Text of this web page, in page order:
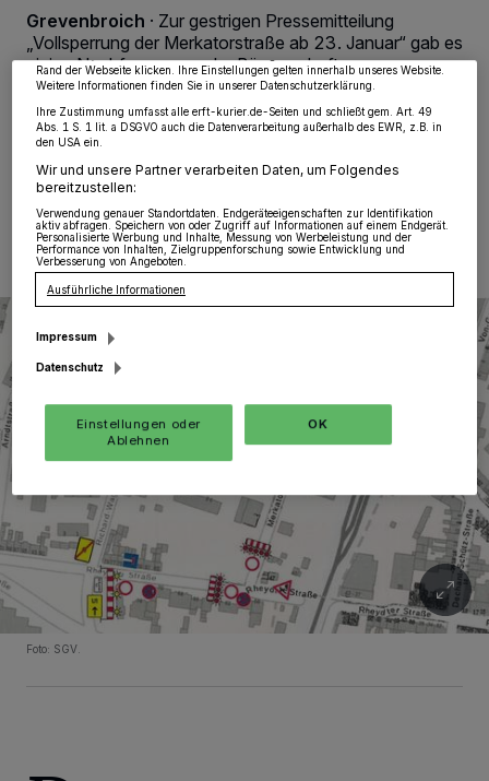
Grevenbroich · Zur gestrigen Pressemitteilung
„Vollsperrung der Merkatorstraße ab 23. Januar“ gab es
einige Nachfragen aus der Bürgerschaft zur
verkehrlichen Erreichbarkeit der Tafel und des
Rehazentrums.
Foto: SGV.
möglicherweise nicht mehr so relevant für Sie. Sie können dieses Menü jederzeit
wieder aufrufen, um Ihre Einstellungen zu ändern oder Ihre Einwilligung zu
widerrufen, indem Sie auf den Link Einstellungen oder Ablehnen am unteren
Rand der Webseite klicken. Ihre Einstellungen gelten innerhalb unseres Website.
Weitere Informationen finden Sie in unserer Datenschutzerklärung.
Ihre Zustimmung umfasst alle erft-kurier.de-Seiten und schließt gem. Art. 49
Abs. 1 S. 1 lit. a DSGVO auch die Datenverarbeitung außerhalb des EWR, z.B. in
den USA ein.
Wir und unsere Partner verarbeiten Daten, um Folgendes
bereitzustellen:
Verwendung genauer Standortdaten. Endgeräteeigenschaften zur Identifikation
aktiv abfragen. Speichern von oder Zugriff auf Informationen auf einem Endgerät.
Personalisierte Werbung und Inhalte, Messung von Werbeleistung und der
Performance von Inhalten, Zielgruppenforschung sowie Entwicklung und
Verbesserung von Angeboten.
Ausführliche Informationen
Impressum
Datenschutz
Einstellungen oder
Ablehnen
OK